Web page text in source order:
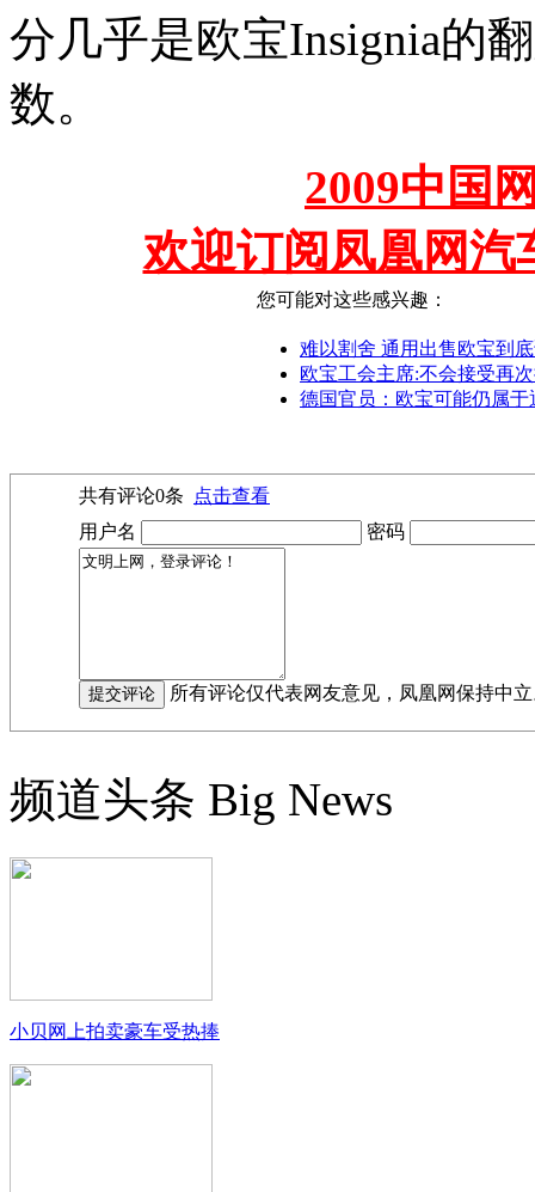
分几乎是欧宝Insignia的
数。
2009中国
欢迎订阅凤凰网汽
您可能对这些感兴趣：
难以割舍 通用出售欧宝到
欧宝工会主席:不会接受再
德国官员：欧宝可能仍属
共有评论0条
点击查看
用户名
密码
所有评论仅代表网友意见，凤凰网保持中
频道头条 Big News
小贝网上拍卖豪车受热捧